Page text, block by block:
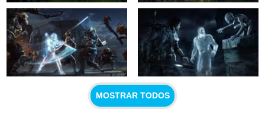
MOSTRAR TODOS